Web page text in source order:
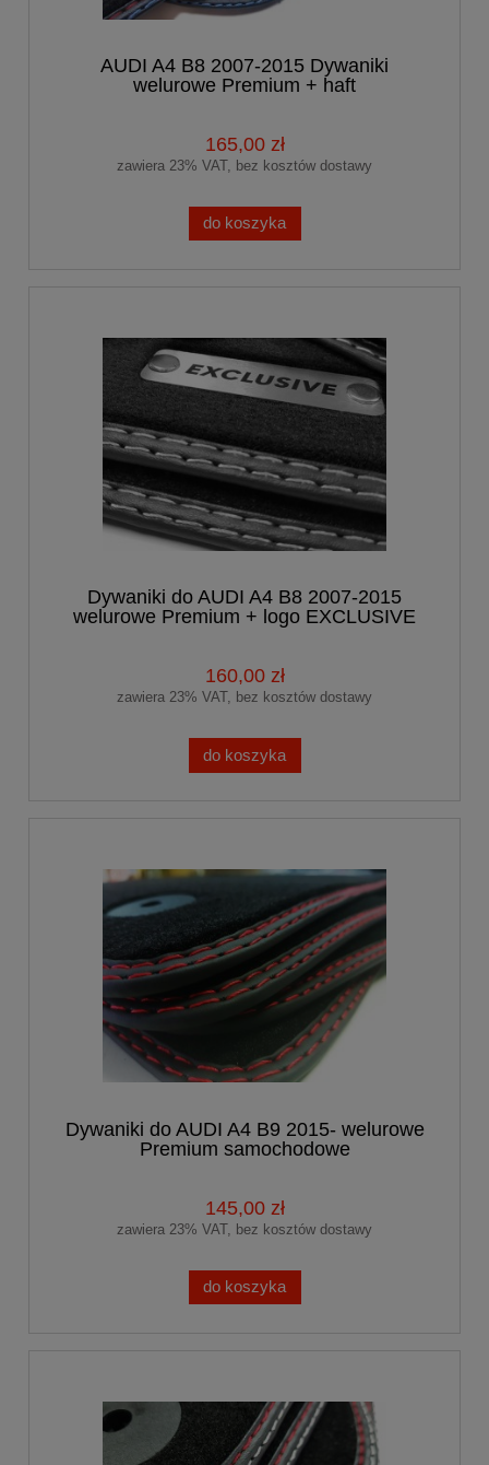
AUDI A4 B8 2007-2015 Dywaniki
welurowe Premium + haft
165,00 zł
zawiera 23% VAT, bez kosztów dostawy
do koszyka
Dywaniki do AUDI A4 B8 2007-2015
welurowe Premium + logo EXCLUSIVE
160,00 zł
zawiera 23% VAT, bez kosztów dostawy
do koszyka
Dywaniki do AUDI A4 B9 2015- welurowe
Premium samochodowe
145,00 zł
zawiera 23% VAT, bez kosztów dostawy
do koszyka